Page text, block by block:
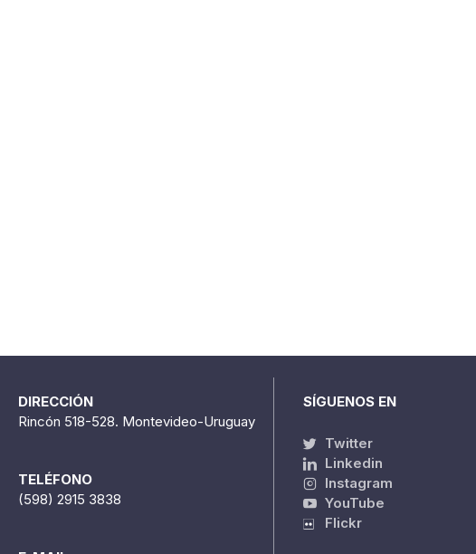
DIRECCIÓN
Rincón 518-528. Montevideo-Uruguay
TELÉFONO
(598) 2915 3838
SÍGUENOS EN
Twitter
Linkedin
Instagram
YouTube
Flickr